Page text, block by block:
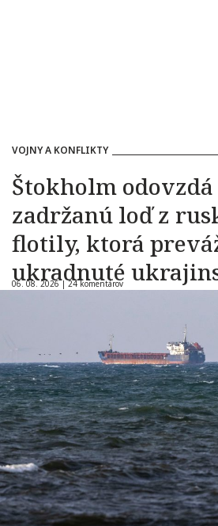
VOJNY A KONFLIKTY
Štokholm
zadržanú loď z
flotily, ktorá
ukradnuté
06. 08. 2026 |24 komentárov